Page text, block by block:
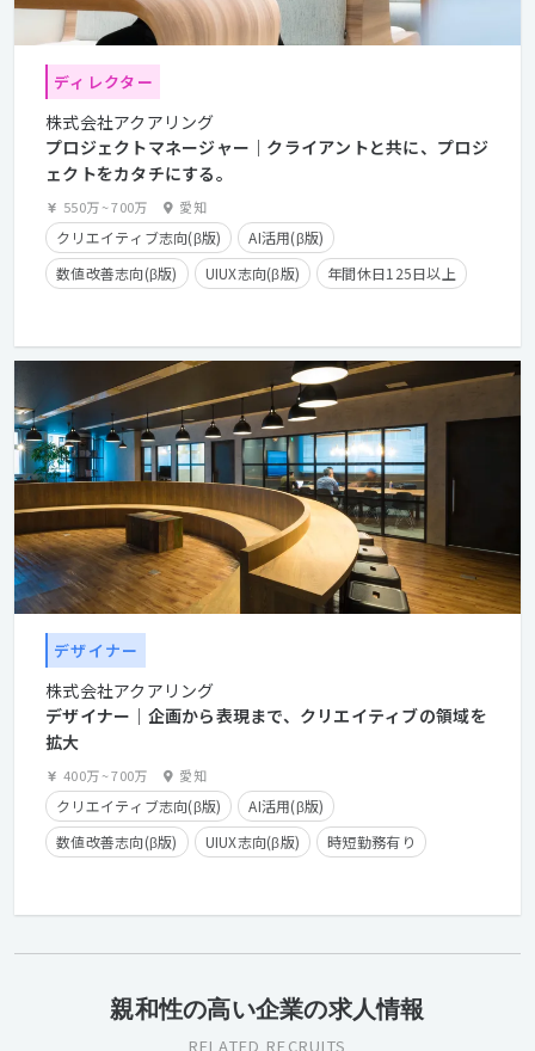
ディレクター
株式会社アクアリング
プロジェクトマネージャー｜クライアントと共に、プロジ
ェクトをカタチにする。
550万~700万 愛知
クリエイティブ志向(β版)
AI活用(β版)
数値改善志向(β版)
UIUX志向(β版)
年間休日125日以上
クライアントとの直接取引多数
産休・育休実績有り
長期休暇有り
在宅勤務可 学歴不問 経験者優遇
デザイナー
株式会社アクアリング
デザイナー｜企画から表現まで、クリエイティブの領域を
拡大
400万~700万 愛知
クリエイティブ志向(β版)
AI活用(β版)
数値改善志向(β版)
UIUX志向(β版)
時短勤務有り
クライアントとの直接取引多数
産休・育休実績有り
長期休暇有り
在宅勤務可 学歴不問 経験者優遇
親和性の高い企業の求人情報
RELATED RECRUITS